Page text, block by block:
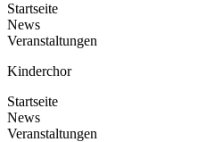
Startseite
News
Veranstaltungen
Kinderchor
Startseite
News
Veranstaltungen